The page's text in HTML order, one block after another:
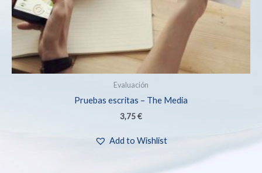
Evaluación
Pruebas escritas – The Media
3,75€
Add to Wishlist